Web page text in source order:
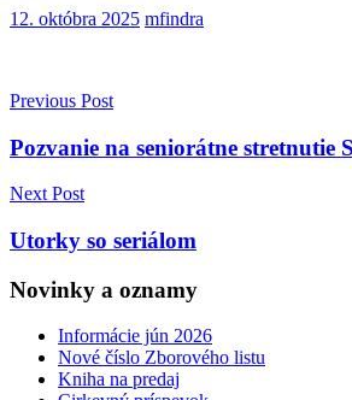
12. októbra 2025 mfindra
Navigácia
v
Previous Post
Pozvanie na seniorátne stretnutie
Next Post
Utorky so seriálom
Novinky a oznamy
Informácie jún 2026
Nové číslo Zborového listu
Kniha na predaj